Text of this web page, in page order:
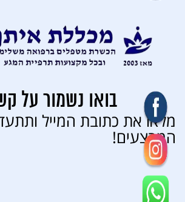
בואו נשמור על
מלאו את כתובת המייל
המבצעים!